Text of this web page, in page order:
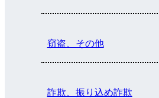
窃盗、その他
詐欺、振り込め詐欺